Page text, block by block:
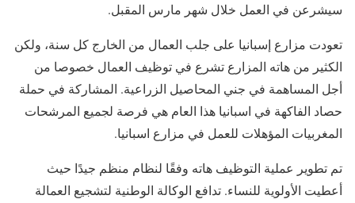
سيشرعن في العمل خلال شهر مارس المقبل.
تعودت مزارع إسبانيا على جلب العمال من الخارج كل سنة، ولكن
الكثير من هاته المزارع تشرع في توظيف العمال خصوصا من
أجل المساهمة في جني المحاصيل الزراعية. المشاركة في حملة
حصاد الفاكهة في اسبانيا هذا العام هي فرصة لجميع المرشحات
المغربيات المؤهلات للعمل في مزارع اسبانيا.
تم تطوير عملية التوظيف هاته وفقًا لنظام منظم جيدًا حيث
أعطيت الأولوية للنساء. تدافع الوكالة الوطنية لتشجيع العمالة